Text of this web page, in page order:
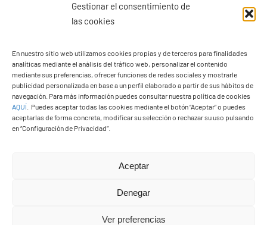
Gestionar el consentimiento de
las cookies
En nuestro sitio web utilizamos cookies propias y de terceros para finalidades
analíticas mediante el análisis del tráfico web, personalizar el contenido
mediante sus preferencias, ofrecer funciones de redes sociales y mostrarle
publicidad personalizada en base a un perfil elaborado a partir de sus hábitos de
navegación. Para más información puedes consultar nuestra política de cookies
AQUÍ
Puedes aceptar todas las cookies mediante el botón “Aceptar” o puedes
aceptarlas de forma concreta, modificar su selección o rechazar su uso pulsando
en “Configuración de Privacidad”.
Aceptar
Denegar
Ver preferencias
Ayuntamiento de Yaiza
Pza. de Los Remedios, 1
35570 – Yaiza
Tel:928 83 62 20
© Copyright2026 Ayuntamiento de Yaiza - Todos los